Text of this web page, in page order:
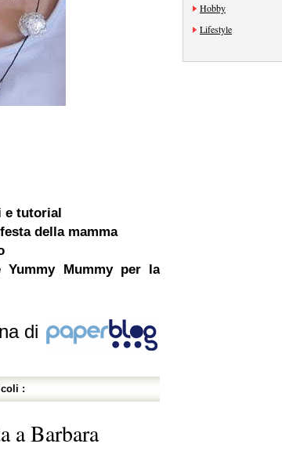
e tutorial
della mamma
Mummy per la
di
:
a Barbara
Hobby
Lifestyle